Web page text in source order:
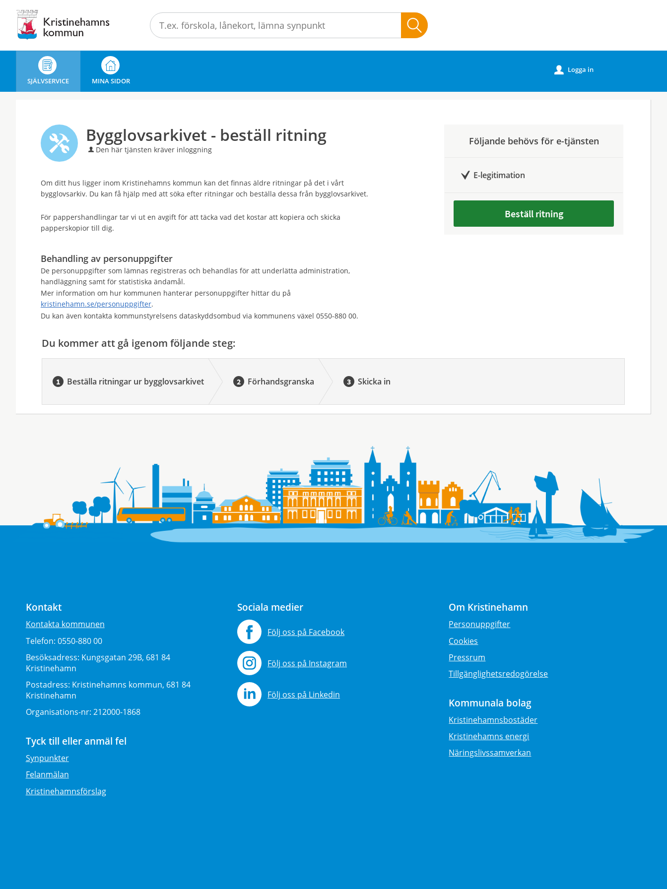
tjänster
Kristinehamns
kommun
SJÄLVSERVICE MINA SIDOR
u Logga in
Bygglovsarkivet - beställ ritning
Den här tjänsten kräver inloggning
Om ditt hus ligger inom Kristinehamns kommun kan det finnas äldre ritningar på det i vårt
bygglovsarkiv. Du kan få hjälp med att söka efter ritningar och beställa dessa från bygglovsarkivet.
För pappershandlingar tar vi ut en avgift för att täcka vad det kostar att kopiera och skicka
papperskopior till dig.
Behandling av personuppgifter
De personuppgifter som lämnas registreras och behandlas för att underlätta administration,
handläggning samt för statistiska ändamål.
Mer information om hur kommunen hanterar personuppgifter hittar du på
kristinehamn.se/personuppgifter.
Du kan även kontakta kommunstyrelsens dataskyddsombud via kommunens växel 0550-880 00.
Följande behövs för e-tjänsten
E-legitimation
Beställ ritning
Du kommer att gå igenom följande steg:
Beställa ritningar ur bygglovsarkivet Förhandsgranska Skicka in
Kontakt
Kontakta kommunen
Telefon: 0550-880 00
Besöksadress: Kungsgatan 29B, 681 84
Kristinehamn
Postadress: Kristinehamns kommun, 681 84
Kristinehamn
Organisations-nr: 212000-1868
Tyck till eller anmäl fel
Synpunkter
Felanmälan
Kristinehamnsförslag
Sociala medier
Följ oss på Facebook
Följ oss på Instagram
Följ oss på Linkedin
Om Kristinehamn
Personuppgifter
Cookies
Pressrum
Tillgänglighetsredogörelse
Kommunala bolag
Kristinehamnsbostäder
Kristinehamns energi
Näringslivssamverkan